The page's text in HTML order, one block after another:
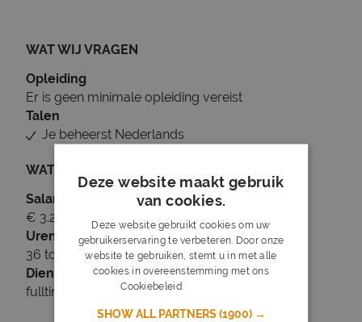
WAT WIJ VRAGEN
Opleiding
Er is geen minimale opleiding vereist
Talen
Je beheerst Nederlands
WAT WIJ BIEDEN
Salaris
€ 3.220 tot € 4.043
Uren
36 tot 40 uur per week
Dienstverband
fulltime
Deze website maakt gebruik
van cookies.
Deze website gebruikt cookies om uw
gebruikerservaring te verbeteren. Door onze
website te gebruiken, stemt u in met alle
cookies in overeenstemming met ons
Cookiebeleid.
SHOW ALL PARTNERS(1900) →